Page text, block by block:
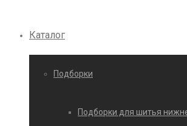
Каталог
Подборки
Подборки для шитья